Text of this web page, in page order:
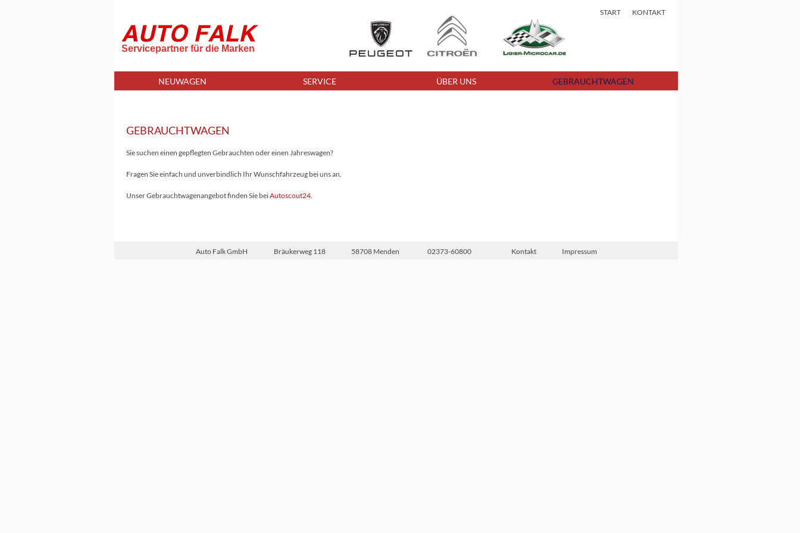
START KONTAKT
Servicepartner für die Marken
NEUWAGEN SERVICE ÜBER UNS GEBRAUCHTWAGEN
GEBRAUCHTWAGEN
Sie suchen einen gepflegten Gebrauchten oder einen Jahreswagen?
Fragen Sie einfach und unverbindlich Ihr Wunschfahrzeug bei uns an.
Unser Gebrauchtwagenangebot finden Sie beiAutoscout24.
Auto Falk GmbH Bräukerweg 118 58708 Menden 02373-60800 Kontakt Impressum